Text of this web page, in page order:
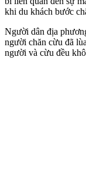
khi du khách bước
Người dân địa
người chăn cừu đã
người và cừu đều